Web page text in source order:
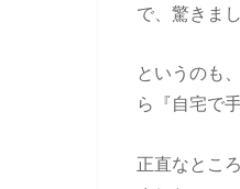
で、驚きまし
というのも
ら『自宅で
正直なとこ